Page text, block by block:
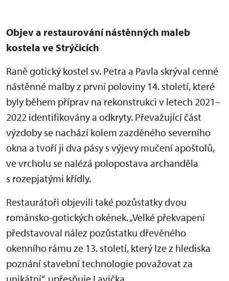
Objev a restaurování nástěnných maleb
kostela ve Strýčicích
Raně gotický kostel sv. Petra a Pavla skrýval cenné
nástěnné malby z první poloviny 14. století, které
byly během příprav na rekonstrukci v letech 2021–
2022 identifikovány a odkryty. Převažující část
výzdoby se nachází kolem zazděného severního
okna a tvoří ji dva pásy s výjevy mučení apoštolů,
ve vrcholu se nalézá polopostava archanděla
s rozepjatými křídly.
Restaurátoři objevili také pozůstatky dvou
románsko-gotických okének. „Velké překvapení
představoval nález pozůstatku dřevěného
okenního rámu ze 13. století, který lze z hlediska
poznání stavební technologie považovat za